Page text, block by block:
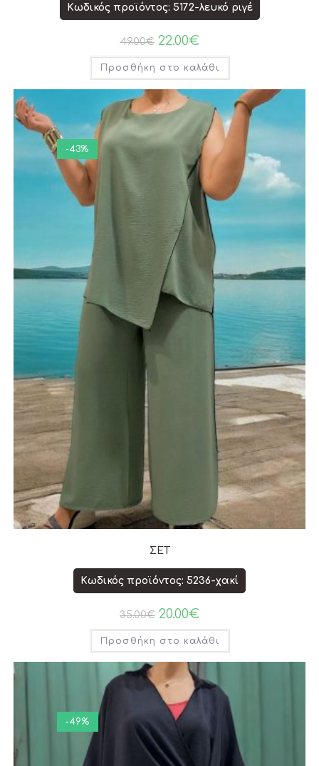
Κωδικός προϊόντος: 5172-λευκό ριγέ
49.00€ 22.00€
Προσθήκη στο καλάθι
-43%
ΣΕΤ
Κωδικός προϊόντος: 5236-χακί
35.00€ 20.00€
Προσθήκη στο καλάθι
-49%